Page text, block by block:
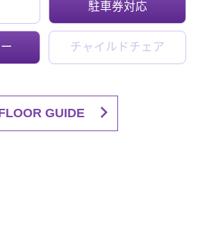
駐車券対応
チャイルドチェア
GUIDE